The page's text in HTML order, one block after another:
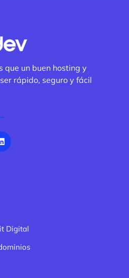
que un buen hosting y
rápido, seguro y fácil
Digital